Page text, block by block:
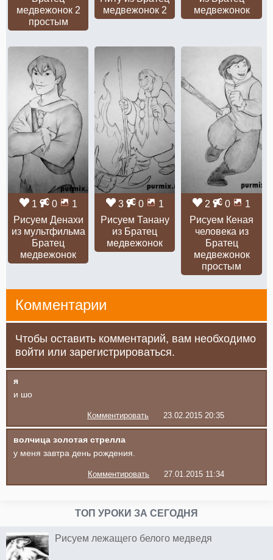
медвежонок 2
простым
медвежонок 2
медвежонок
1 0
1
Рисуем Денахи
из мультфильма
Братец
медвежонок
3 0
1
Рисуем Танану
из Братец
медвежонок
2 0
1
Рисуем Кеная
человека из
Братец
медвежонок
простым
Комментарии
Чтобы оставить комментарий, вам необходимо
войти или зарегистрироваться.
я
и шо
Комментировать 23.02.2015 20:35
волчица золотая стрелла
у меня завтра день рождения.
Комментировать 27.01.2015 11:34
ТОП УРОКИ ЗА СЕГОДНЯ
Рисуем лежащего белого медведя